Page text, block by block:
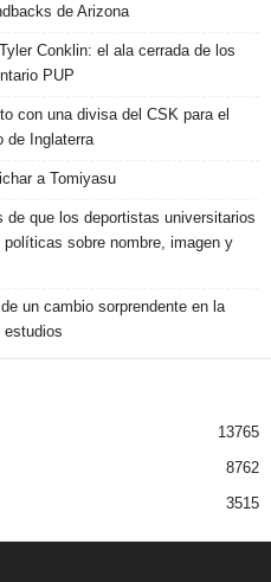
de Arizona
Conklin: el ala cerrada de los
PUP
con una divisa del CSK para el
de Inglaterra
a Tomiyasu
de que los deportistas universitarios
sobre nombre, imagen y
un cambio sorprendente en la
estudios
13765
8762
3515